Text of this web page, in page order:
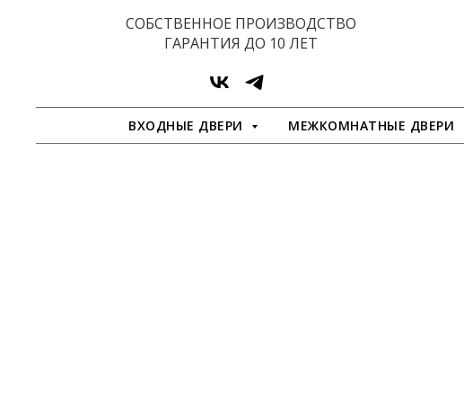
СОБСТВЕННОЕ ПРОИЗВОДСТВО
ГАРАНТИЯ ДО 10 ЛЕТ
ВХОДНЫЕ ДВЕРИ МЕЖКОМНАТНЫЕ ДВЕРИ